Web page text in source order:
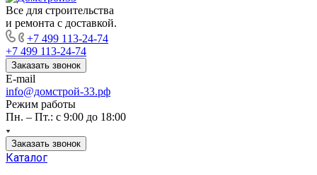
Все для строительства
и ремонта с доставкой.
+7 499 113-24-74
+7 499 113-24-74
Заказать звонок
E-mail
info@домстрой-33.рф
Режим работы
Пн. – Пт.: с 9:00 до 18:00
Заказать звонок
Каталог